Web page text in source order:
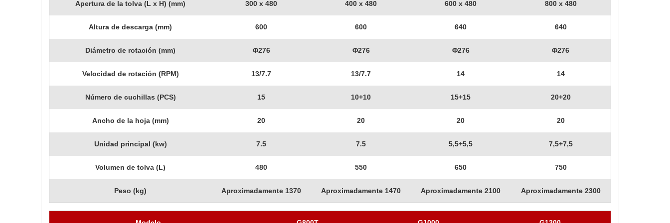
Apertura de la tolva (L x H) (mm) 300 x 480 400 x 480 600 x 480 800 x 480
Altura de descarga (mm) 600 600 640 640
Diámetro de rotación (mm) Φ276 Φ276 Φ276 Φ276
Velocidad de rotación (RPM) 13/7.7 13/7.7 14 14
Número de cuchillas (PCS) 15 10+10 15+15 20+20
Ancho de la hoja (mm) 20 20 20 20
Unidad principal (kw) 7.5 7.5 5,5+5,5 7,5+7,5
Volumen de tolva (L) 480 550 650 750
Peso (kg) Aproximadamente 1370 Aproximadamente 1470 Aproximadamente 2100 Aproximadamente 2300